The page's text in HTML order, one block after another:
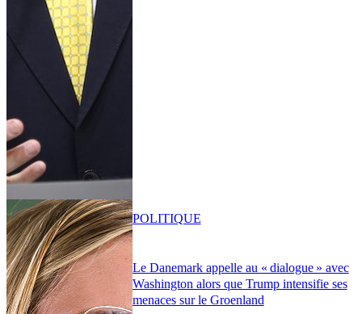
Le Danemark appelle au « dialogue » avec
Washington alors que Trump intensifie ses
menaces sur le Groenland
POLITIQUE